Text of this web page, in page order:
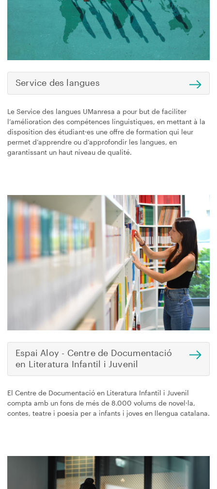
Service des langues
Le Service des langues UManresa a pour but de faciliter
l’amélioration des compétences linguistiques, en mettant à la
disposition des étudiant·es une offre de formation qui leur
permet d’apprendre ou d’approfondir les langues, en
garantissant un haut niveau de qualité.
Image
Espai Aloy - Centre de Documentació
en Literatura Infantil i Juvenil
El Centre de Documentació en Literatura Infantil i Juvenil
compta amb un fons de més de 8.000 volums de novel·la,
contes, teatre i poesia per a infants i joves en llengua catalana.